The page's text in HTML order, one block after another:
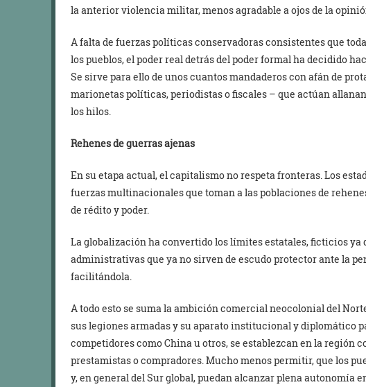
la anterior violencia militar, menos agradable a ojos de la
A falta de fuerzas políticas conservadoras consistentes que
los pueblos, el poder real detrás del poder formal ha decidido
Se sirve para ello de unos cuantos mandaderos con afán de
marionetas políticas, periodistas o fiscales – que actúan
los hilos.
Rehenes de guerras ajenas
En su etapa actual, el capitalismo no respeta fronteras. Los
fuerzas multinacionales que toman a las poblaciones de
de rédito y poder.
La globalización ha convertido los límites estatales, ficticios ya
administrativas que ya no sirven de escudo protector ante la
facilitándola.
A todo esto se suma la ambición comercial neocolonial del
sus legiones armadas y su aparato institucional y diplomático
competidores como China u otros, se establezcan en la región
prestamistas o compradores. Mucho menos permitir, que los
y, en general del Sur global, puedan alcanzar plena autonomía